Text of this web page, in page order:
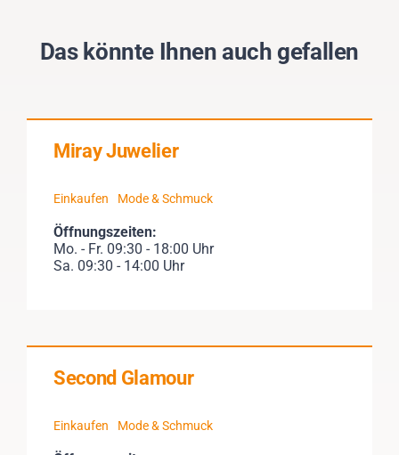
Das könnte Ihnen auch gefallen
Miray Juwelier
Einkaufen Mode & Schmuck
Öffnungszeiten:
Mo. - Fr. 09:30 - 18:00 Uhr
Sa. 09:30 - 14:00 Uhr
Second Glamour
Einkaufen Mode & Schmuck